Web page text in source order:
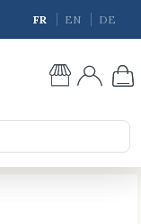
FR EN DE